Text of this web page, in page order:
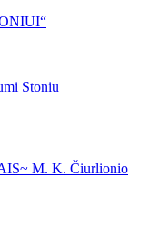
Stoniu
M. K. Čiurlionio